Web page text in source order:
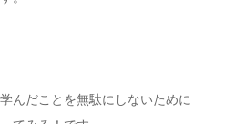
んだことを無駄にしないために